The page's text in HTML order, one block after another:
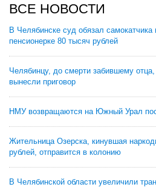
ВСЕ НОВОСТИ
В Челябинске суд обязал самокатчика
пенсионерке 80 тысяч рублей
Челябинцу, до смерти забившему отца,
вынесли приговор
НМУ возвращаются на Южный Урал
Жительница Озерска, кинувшая
рублей, отправится в колонию
В Челябинской области увеличили